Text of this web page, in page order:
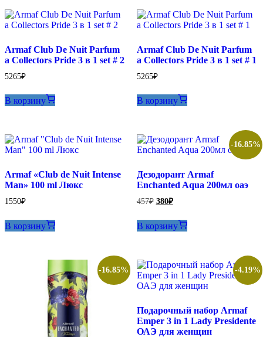
Armaf Club De Nuit Parfum
a Collectors Pride 3 в 1 set # 2
5265₽
В корзину
Armaf Club De Nuit Parfum
a Collectors Pride 3 в 1 set # 1
5265₽
В корзину
Armaf «Club de Nuit Intense
Man» 100 ml Люкс
1550₽
В корзину
-16.85%
Дезодорант Armaf
Enchanted Aqua 200мл оаэ
457₽ Первоначальная
составляла
457₽.
380₽Текущая
380₽.
В корзину
-16.85% -4.19%
Подарочный набор Armaf
Emper 3 in 1 Lady Presidente
ОАЭ для женщин